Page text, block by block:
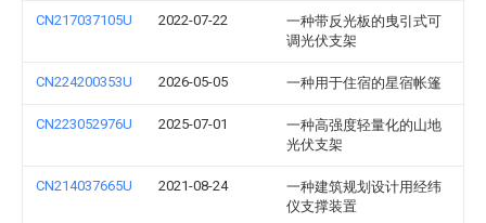
CN217037105U 2022-07-22
一种带反光板的曳引式可
调光伏支架
CN224200353U 2026-05-05 一种用于住宿的星宿帐篷
CN223052976U 2025-07-01
一种高强度轻量化的山地
光伏支架
CN214037665U 2021-08-24
一种建筑规划设计用经纬
仪支撑装置